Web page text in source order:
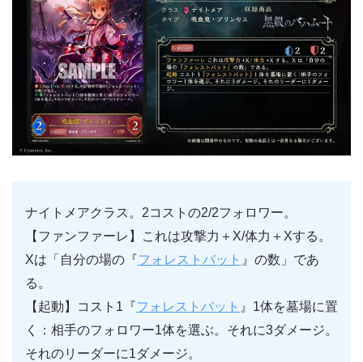
ナイトメアクラス。2コストの2/2フォロワー。
【ファンファーレ】これは攻撃力＋X/体力＋Xする。
Xは「自分の場の『フォレストバット 』の数」であ
る。
【起動】コスト1『フォレストバット 』1体を墓場に置
く：相手のフォロワー1体を選ぶ。それに3ダメージ。
それのリーダーに1ダメージ。